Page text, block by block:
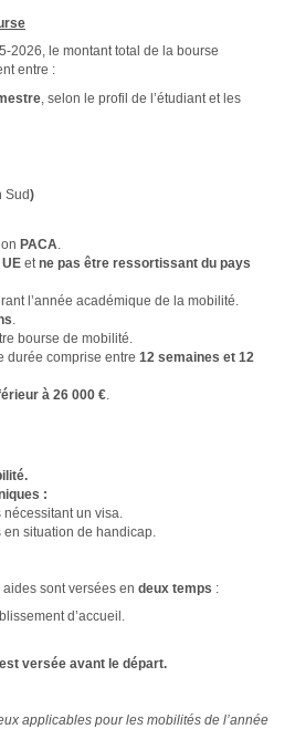
2026, le montant total de la bourse
entre :
, selon le profil de l’étudiant et les
Sud)
PACA.
etne pas être ressortissant du pays
l’année académique de la mobilité.
.
bourse de mobilité.
durée comprise entre 12 semaines et 12
à 26 000 €.
:
un visa.
en situation de handicap.
aides sont versées en deux temps :
d’accueil.
versée avant le départ.
applicables pour les mobilités de l’année